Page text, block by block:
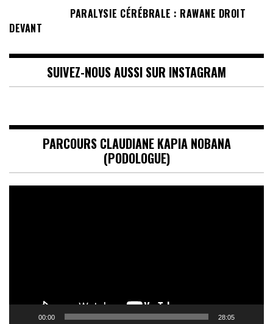
PARALYSIE CÉRÉBRALE : RAWANE DROIT
DEVANT
SUIVEZ-NOUS AUSSI SUR INSTAGRAM
PARCOURS CLAUDIANE KAPIA NOBANA
(PODOLOGUE)
00:00 28:05